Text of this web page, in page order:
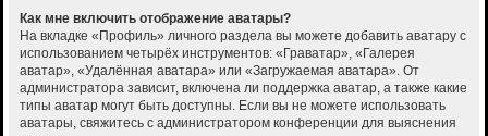
Как мне включить отображение аватары?
На вкладке «Профиль» личного раздела вы можете добавить аватару с
использованием четырёх инструментов: «Граватар», «Галерея
аватар», «Удалённая аватара» или «Загружаемая аватара». От
администратора зависит, включена ли поддержка аватар, а также какие
типы аватар могут быть доступны. Если вы не можете использовать
аватары, свяжитесь с администратором конференции для выяснения